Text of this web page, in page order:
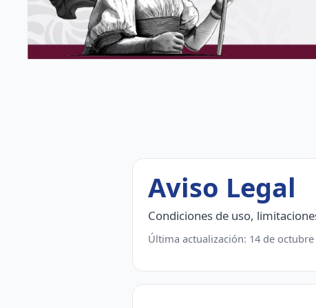
Aviso Legal
Condiciones de uso,
Última actualización: 14 de